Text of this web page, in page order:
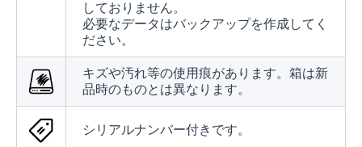
しておりません。
必要なデータはバックアップを作成してく
ださい。
キズや汚れ等の使用痕があります。箱は新
品時のものとは異なります。
シリアルナンバー付きです。